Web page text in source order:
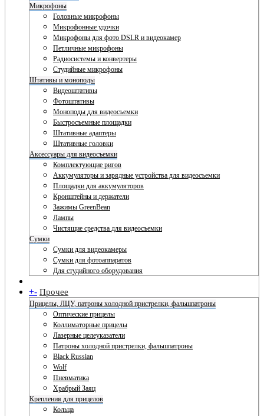
Микрофоны
Головные микрофоны
Микрофонные удочки
Микрофоны для фото DSLR и видеокамер
Петличные микрофоны
Радиосистемы и конвертеры
Студийные микрофоны
Штативы и моноподы
Видеоштативы
Фотоштативы
Моноподы для видеосъемки
Быстросъемные площадки
Штативные адаптеры
Штативные головки
Аксессуары для видеосъемки
Комплектующие ригов
Аккумуляторы и зарядные устройства для видеосъемки
Площадки для аккумуляторов
Кронштейны и держатели
Зажимы GreenBean
Лампы
Чистящие средства для видеосъемки
Сумки
Сумки для видеокамеры
Сумки для фотоаппаратов
Для студийного оборудования
+- Прочее
Прицелы, ЛЦУ, патроны холодной пристрелки, фальшпатроны
Оптические прицелы
Коллиматорные прицелы
Лазерные целеуказатели
Патроны холодной пристрелки, фальшпатроны
Black Russian
Wolf
Пневматика
Храбрый Заяц
Крепления для прицелов
Кольца